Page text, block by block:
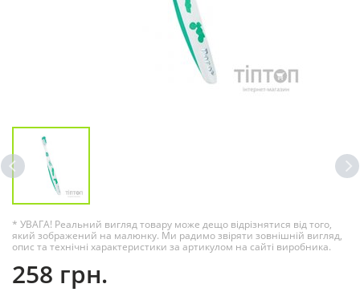
* УВАГА! Реальний вигляд товару може дещо відрізнятися від того,
який зображений на малюнку. Ми радимо звіряти зовнішній вигляд,
опис та технічні характеристики за артикулом на сайті виробника.
258 грн.